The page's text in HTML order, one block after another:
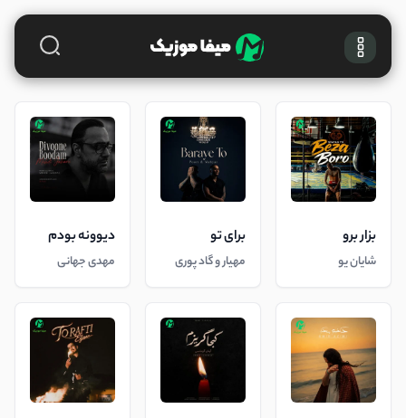
بزار برو
شایان یو
برای تو
مهیار و گاد پوری
دیوونه بودم
مهدی جهانی